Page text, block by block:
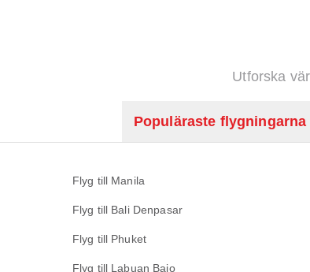
Utforska
Populäraste flygningarna
Flyg till Manila
Flyg till Bali Denpasar
Flyg till Phuket
Flyg till Labuan Bajo